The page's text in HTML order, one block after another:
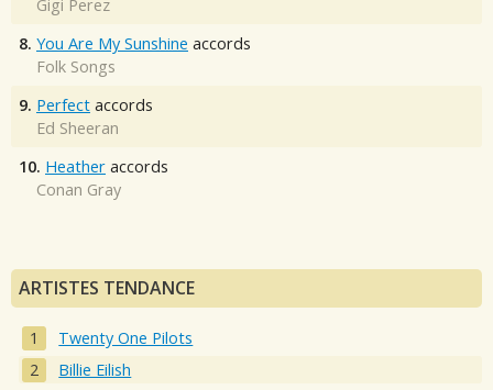
Gigi Perez
8. You Are My Sunshine accords
Folk Songs
9. Perfect accords
Ed Sheeran
10. Heather accords
Conan Gray
ARTISTES TENDANCE
Twenty One Pilots
Billie Eilish